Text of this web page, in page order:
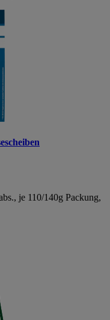
je 110/140g Packung,